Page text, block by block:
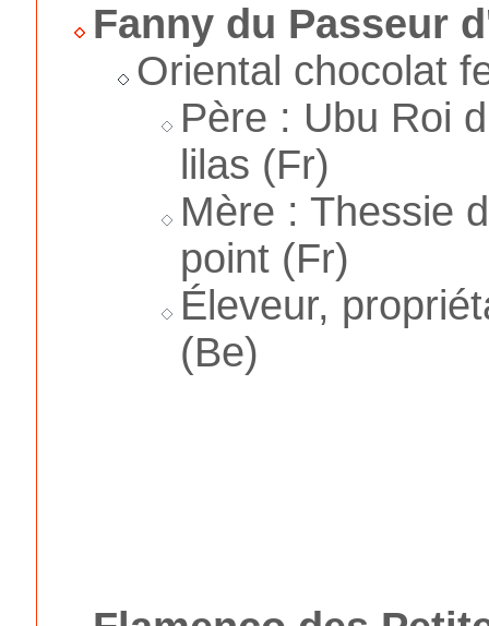
Fanny du Passeur
Oriental chocolat
Père : Ubu Roi
lilas (Fr)
Mère : Thessie
point (Fr)
Éleveur,
(Be)